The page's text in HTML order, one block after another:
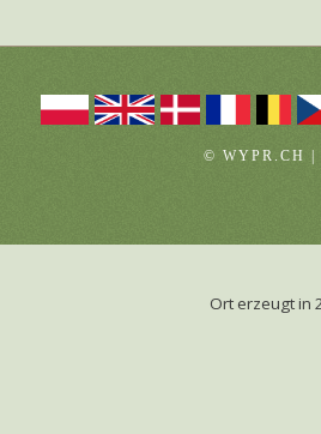
© WYPR.CH
Ort erzeugt in